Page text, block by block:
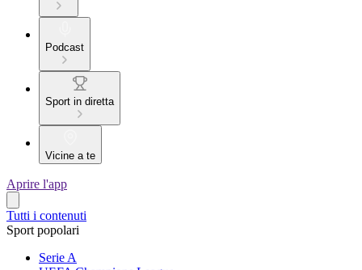
Podcast
Sport in diretta
Vicine a te
Aprire l'app
Tutti i contenuti
Sport popolari
Serie A